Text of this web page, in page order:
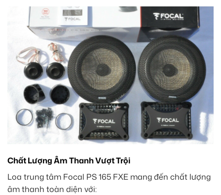
Chất Lượng Âm Thanh Vượt Trội
Loa trung tâm Focal PS 165 FXE mang đến chất lượng
âm thanh toàn diện với: